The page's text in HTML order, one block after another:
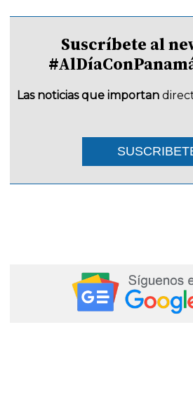
Suscríbete al
Las noticias que importan